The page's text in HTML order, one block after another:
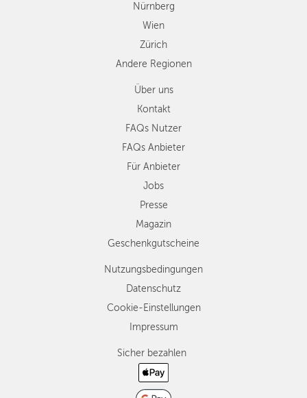
Nürnberg
Wien
Zürich
Andere Regionen
Über uns
Kontakt
FAQs Nutzer
FAQs Anbieter
Für Anbieter
Jobs
Presse
Magazin
Geschenkgutscheine
Nutzungsbedingungen
Datenschutz
Cookie-Einstellungen
Impressum
Sicher bezahlen